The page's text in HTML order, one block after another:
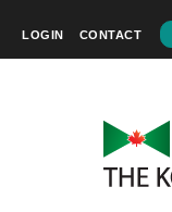
LOGIN CONTACT